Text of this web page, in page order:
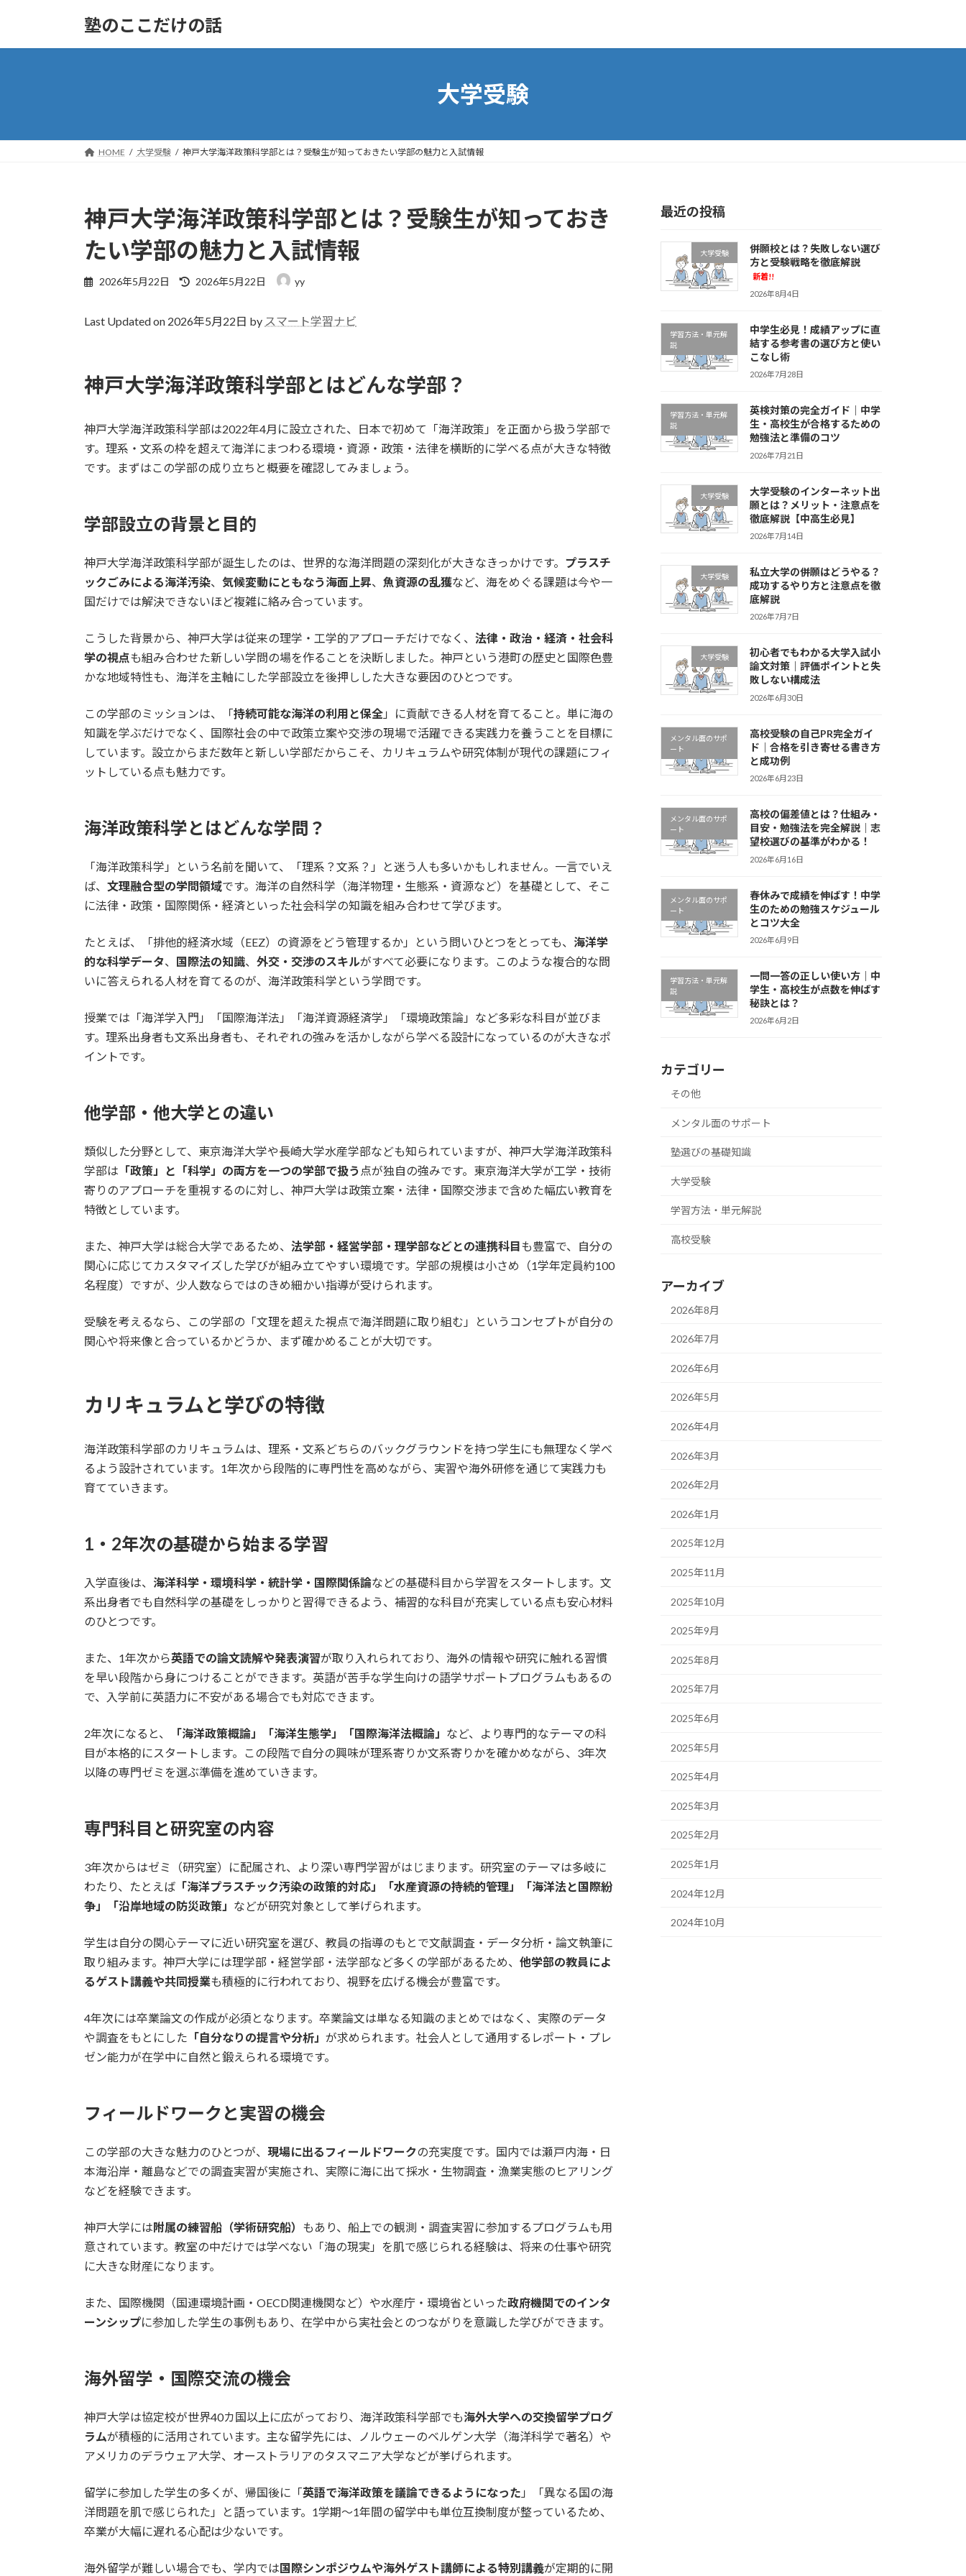
塾のここだけの話
大学受験
HOME 大学受験 神戸大学海洋政策科学部とは？受験生が知っておきたい学部の魅力と入試情報
神戸大学海洋政策科学部とは？受験生が知っておき
たい学部の魅力と入試情報
2026年5月22日
最
新
2026年5月22日 yy
Last Updated on 2026年5月22日 by スマート学習ナビ
神戸大学海洋政策科学部とはどんな学部？
神戸大学海洋政策科学部は2022年4月に設立された、日本で初めて「海洋政策」を正面から扱う学部で
す。理系・文系の枠を超えて海洋にまつわる環境・資源・政策・法律を横断的に学べる点が大きな特徴
です。まずはこの学部の成り立ちと概要を確認してみましょう。
学部設立の背景と目的
神戸大学海洋政策科学部が誕生したのは、世界的な海洋問題の深刻化が大きなきっかけです。 プラスチ
ックごみによる海洋汚染、 気候変動にともなう海面上昇、 魚資源の乱獲など、海をめぐる課題は今や一
国だけでは解決できないほど複雑に絡み合っています。
こうした背景から、神戸大学は従来の理学・工学的アプローチだけでなく、 法律・政治・経済・社会科
学の視点も組み合わせた新しい学問の場を作ることを決断しました。神戸という港町の歴史と国際色豊
かな地域特性も、海洋を主軸にした学部設立を後押しした大きな要因のひとつです。
この学部のミッションは、「持続可能な海洋の利用と保全 」に貢献できる人材を育てること。単に海の
知識を学ぶだけでなく、国際社会の中で政策立案や交渉の現場で活躍できる実践力を養うことを目標に
しています。設立からまだ数年と新しい学部だからこそ、カリキュラムや研究体制が現代の課題にフィ
ットしている点も魅力です。
海洋政策科学とはどんな学問？
「海洋政策科学」という名前を聞いて、「理系？文系？」と迷う人も多いかもしれません。一言でいえ
ば、 文理融合型の学問領域です。海洋の自然科学（海洋物理・生態系・資源など）を基礎として、そこ
に法律・政策・国際関係・経済といった社会科学の知識を組み合わせて学びます。
たとえば、「排他的経済水域（EEZ）の資源をどう管理するか」という問いひとつをとっても、 海洋学
的な科学データ、 国際法の知識、 外交・交渉のスキルがすべて必要になります。このような複合的な問
いに答えられる人材を育てるのが、海洋政策科学という学問です。
授業では「海洋学入門」「国際海洋法」「海洋資源経済学」「環境政策論」など多彩な科目が並びま
す。理系出身者も文系出身者も、それぞれの強みを活かしながら学べる設計になっているのが大きなポ
イントです。
他学部・他大学との違い
類似した分野として、東京海洋大学や長崎大学水産学部なども知られていますが、神戸大学海洋政策科
学部は 「政策」と「科学」の両方を一つの学部で扱う 点が独自の強みです。東京海洋大学が工学・技術
寄りのアプローチを重視するのに対し、神戸大学は政策立案・法律・国際交渉まで含めた幅広い教育を
特徴としています。
また、神戸大学は総合大学であるため、 法学部・経営学部・理学部などとの連携科目 も豊富で、自分の
関心に応じてカスタマイズした学びが組み立てやすい環境です。学部の規模は小さめ（1学年定員約100
名程度）ですが、少人数ならではのきめ細かい指導が受けられます。
受験を考えるなら、この学部の「文理を超えた視点で海洋問題に取り組む」というコンセプトが自分の
関心や将来像と合っているかどうか、まず確かめることが大切です。
カリキュラムと学びの特徴
海洋政策科学部のカリキュラムは、理系・文系どちらのバックグラウンドを持つ学生にも無理なく学べ
るよう設計されています。1年次から段階的に専門性を高めながら、実習や海外研修を通じて実践力も
育てていきます。
1・2年次の基礎から始まる学習
入学直後は、 海洋科学・環境科学・統計学・国際関係論などの基礎科目から学習をスタートします。文
系出身者でも自然科学の基礎をしっかりと習得できるよう、補習的な科目が充実している点も安心材料
のひとつです。
また、1年次から英語での論文読解や発表演習が取り入れられており、海外の情報や研究に触れる習慣
を早い段階から身につけることができます。英語が苦手な学生向けの語学サポートプログラムもあるの
で、入学前に英語力に不安がある場合でも対応できます。
2年次になると、 「海洋政策概論」「海洋生態学」「国際海洋法概論」 など、より専門的なテーマの科
目が本格的にスタートします。この段階で自分の興味が理系寄りか文系寄りかを確かめながら、3年次
以降の専門ゼミを選ぶ準備を進めていきます。
専門科目と研究室の内容
3年次からはゼミ（研究室）に配属され、より深い専門学習がはじまります。研究室のテーマは多岐に
わたり、たとえば 「海洋プラスチック汚染の政策的対応」「水産資源の持続的管理」「海洋法と国際紛
争」「沿岸地域の防災政策」 などが研究対象として挙げられます。
学生は自分の関心テーマに近い研究室を選び、教員の指導のもとで文献調査・データ分析・論文執筆に
取り組みます。神戸大学には理学部・経営学部・法学部など多くの学部があるため、 他学部の教員によ
るゲスト講義や共同授業も積極的に行われており、視野を広げる機会が豊富です。
4年次には卒業論文の作成が必須となります。卒業論文は単なる知識のまとめではなく、実際のデータ
や調査をもとにした 「自分なりの提言や分析」 が求められます。社会人として通用するレポート・プレ
ゼン能力が在学中に自然と鍛えられる環境です。
フィールドワークと実習の機会
この学部の大きな魅力のひとつが、 現場に出るフィールドワークの充実度です。国内では瀬戸内海・日
本海沿岸・離島などでの調査実習が実施され、実際に海に出て採水・生物調査・漁業実態のヒアリング
などを経験できます。
神戸大学には附属の練習船（学術研究船） もあり、船上での観測・調査実習に参加するプログラムも用
意されています。教室の中だけでは学べない「海の現実」を肌で感じられる経験は、将来の仕事や研究
に大きな財産になります。
また、国際機関（国連環境計画・OECD関連機関など）や水産庁・環境省といった政府機関でのインタ
ーンシップに参加した学生の事例もあり、在学中から実社会とのつながりを意識した学びができます。
海外留学・国際交流の機会
神戸大学は協定校が世界40カ国以上に広がっており、海洋政策科学部でも海外大学への交換留学プログ
ラムが積極的に活用されています。主な留学先には、ノルウェーのベルゲン大学（海洋科学で著名）や
アメリカのデラウェア大学、オーストラリアのタスマニア大学などが挙げられます。
留学に参加した学生の多くが、帰国後に「英語で海洋政策を議論できるようになった 」「異なる国の海
洋問題を肌で感じられた」と語っています。1学期〜1年間の留学中も単位互換制度が整っているため、
卒業が大幅に遅れる心配は少ないです。
海外留学が難しい場合でも、学内では 国際シンポジウムや海外ゲスト講師による特別講義が定期的に開
最近の投稿
大学受験
併願校とは？失敗しない選び
方と受験戦略を徹底解説
新着!!
2026年8月4日
学習方法・単元解
説
中学生必見！成績アップに直
結する参考書の選び方と使い
こなし術
2026年7月28日
学習方法・単元解
説
英検対策の完全ガイド｜中学
生・高校生が合格するための
勉強法と準備のコツ
2026年7月21日
大学受験
大学受験のインターネット出
願とは？メリット・注意点を
徹底解説【中高生必見】
2026年7月14日
大学受験
私立大学の併願はどうやる？
成功するやり方と注意点を徹
底解説
2026年7月7日
大学受験
初心者でもわかる大学入試小
論文対策｜評価ポイントと失
敗しない構成法
2026年6月30日
メンタル面のサポ
ート
高校受験の自己PR完全ガイ
ド｜合格を引き寄せる書き方
と成功例
2026年6月23日
メンタル面のサポ
ート
高校の偏差値とは？仕組み・
目安・勉強法を完全解説｜志
望校選びの基準がわかる！
2026年6月16日
メンタル面のサポ
ート
春休みで成績を伸ばす！中学
生のための勉強スケジュール
とコツ大全
2026年6月9日
学習方法・単元解
説
一問一答の正しい使い方｜中
学生・高校生が点数を伸ばす
秘訣とは？
2026年6月2日
カテゴリー
その他
メンタル面のサポート
塾選びの基礎知識
大学受験
学習方法・単元解説
高校受験
アーカイブ
2026年8月
2026年7月
2026年6月
2026年5月
2026年4月
2026年3月
2026年2月
2026年1月
2025年12月
2025年11月
2025年10月
2025年9月
2025年8月
2025年7月
2025年6月
2025年5月
2025年4月
2025年3月
2025年2月
2025年1月
2024年12月
2024年10月